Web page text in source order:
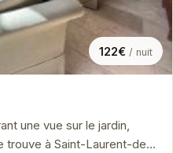
122€ / nuit
une vue sur le jardin,
trouve à Saint-Laurent-de-